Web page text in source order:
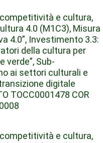
e cultura,
4.0 (M1C3), Misura
4.0”, Investimento 3.3:
della cultura per
verde”, Sub-
ai settori culturali e
digitale
TOCC0001478 COR
e cultura,